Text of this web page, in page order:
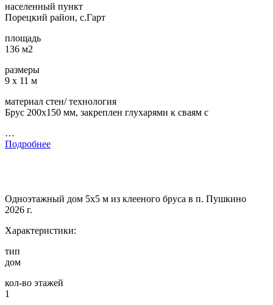
населенный пункт
Порецкий район, с.Гарт
площадь
136 м2
размеры
9 х 11 м
материал стен/ технология
Брус 200х150 мм, закреплен глухарями к сваям с
…
Подробнее
Одноэтажный дом 5х5 м из клееного бруса в п. Пушкино
2026 г.
Характеристики:
тип
дом
кол-во этажей
1